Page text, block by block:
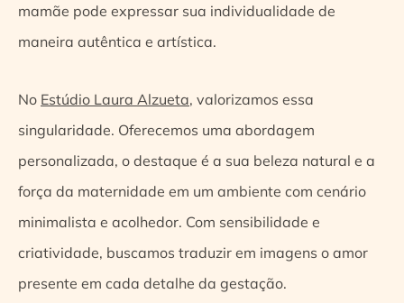
mamãe pode expressar sua individualidade de
maneira autêntica e artística.
No Estúdio Laura Alzueta, valorizamos essa
singularidade. Oferecemos uma abordagem
personalizada, o destaque é a sua beleza natural e a
força da maternidade em um ambiente com cenário
minimalista e acolhedor. Com sensibilidade e
criatividade, buscamos traduzir em imagens o amor
presente em cada detalhe da gestação.